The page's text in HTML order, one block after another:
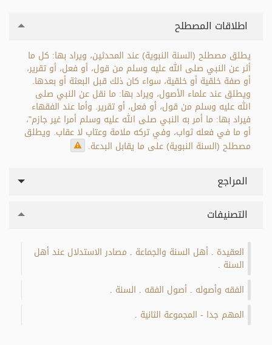
اطلاقات المصطلح
يطلق مصطلح (السنة النبوية) عند المحدثين، ويراد بها: كل ما
أثر عن النبي صلى الله عليه وسلم من قول، أو فعل، أو تقرير،
أو صفة خلقية أو خلقية، سواء كان ذلك قبل البعثة أو بعدها.
ويطلق عند علماء الأصول، ويراد بها: ما نقل عن النبي صلى
الله عليه وسلم من قول، أو فعل، أو تقرير. وأما عند الفقهاء
فيراد بها: ما أمر به النبي صلى الله عليه وسلم أمرا غير جازم"،
أو ما في فعله ثواب، وفي تركه ملامة وعتاب لا عقاب. ويطلق
مصطلح (السنة النبوية) على ما يقابل البدعة.
المراجع
التصنيفات
العقيدة أهل السنة والجماعة مصادر الاستدلال عند أهل
السنة
الفقه وأصوله أصول الفقه السنة
المهم جدا - المجموعة الثانية